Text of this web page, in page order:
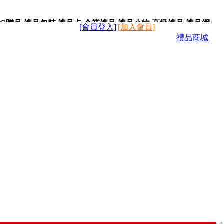
品,禮品包裝,禮品卡,企業禮品,禮品小物,高級禮品,禮品網
禮品商城
[會員登入]|[加入會員]